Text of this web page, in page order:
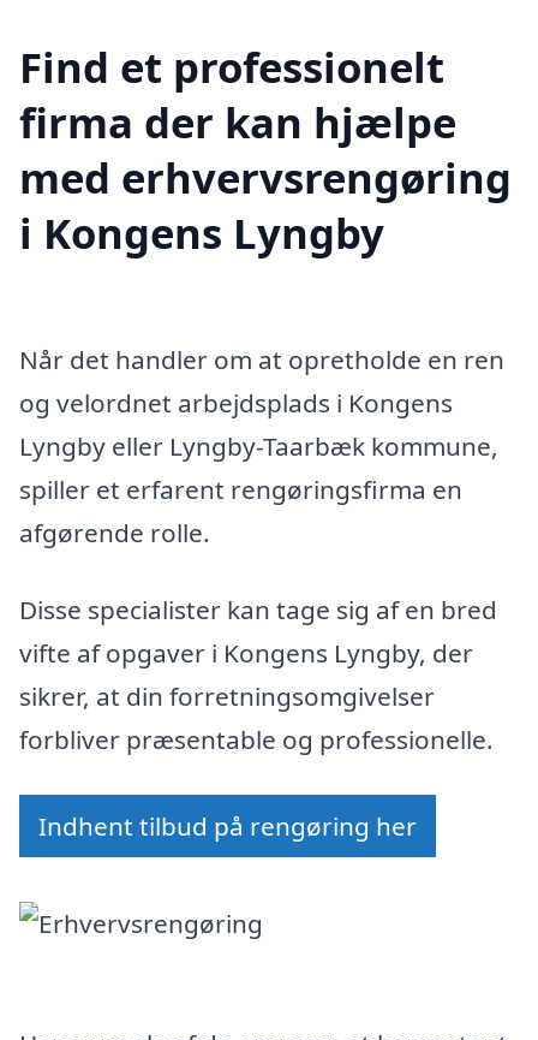
Find et professionelt
firma der kan hjælpe
med erhvervsrengøring
i Kongens Lyngby
Når det handler om at opretholde en ren
og velordnet arbejdsplads i Kongens
Lyngby eller Lyngby-Taarbæk kommune,
spiller et erfarent rengøringsfirma en
afgørende rolle.
Disse specialister kan tage sig af en bred
vifte af opgaver i Kongens Lyngby, der
sikrer, at din forretningsomgivelser
forbliver præsentable og professionelle.
Indhent tilbud på rengøring her